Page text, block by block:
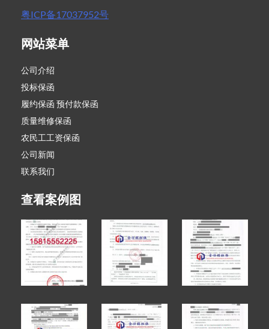
粤ICP备17037952号
网站菜单
公司介绍
投标保函
履约保函 预付款保函
质量维修保函
农民工工资保函
公司新闻
联系我们
查看案例图